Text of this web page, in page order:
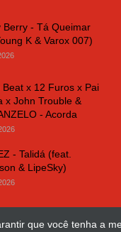
que você tenha a
Berry - Tá Queimar
K & Varox 007)
Beat x 12 Furos x Pai
x John Trouble &
- Acorda
- Talidá (feat.
& LipeSky)